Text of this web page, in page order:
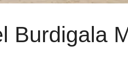
Burdigala